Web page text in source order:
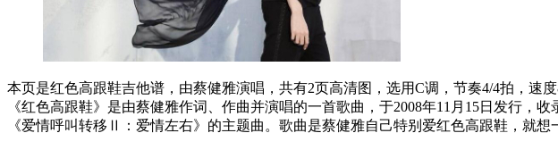
本页是红色高跟鞋吉他谱，由蔡健雅演唱，共有2页高清图，选用C调，节奏4/4拍，速度
《红色高跟鞋》是由蔡健雅作词、作曲并演唱的一首歌曲，于2008年11月15日发行，
《爱情呼叫转移Ⅱ：爱情左右》的主题曲。歌曲是蔡健雅自己特别爱红色高跟鞋，就